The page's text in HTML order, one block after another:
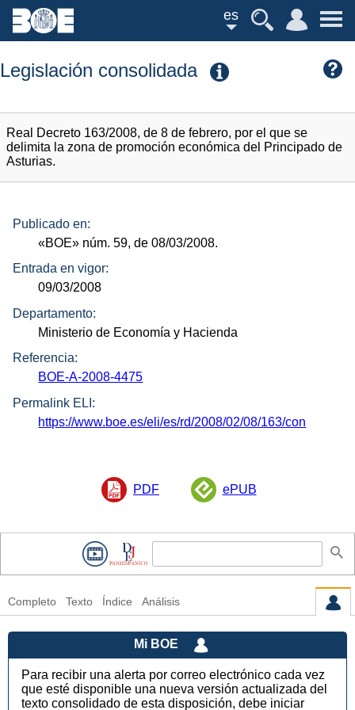
es
Legislación consolidada
Real Decreto 163/2008, de 8 de febrero, por el que se
delimita la zona de promoción económica del Principado de
Asturias.
Publicado en:
«BOE» núm. 59, de 08/03/2008.
Entrada en vigor:
09/03/2008
Departamento:
Ministerio de Economía y Hacienda
Referencia:
BOE-A-2008-4475
Permalink ELI:
https://www.boe.es/eli/es/rd/2008/02/08/163/con
PDF ePUB
Completo Texto Índice Análisis
Mi BOE
Para recibir una alerta por correo electrónico cada vez
que esté disponible una nueva versión actualizada del
texto consolidado de esta disposición, debe iniciar